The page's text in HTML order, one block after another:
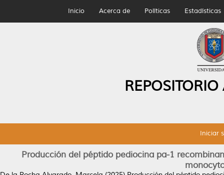
Inicio Acerca de Políticas Estadísticas
Iniciar
Producción del péptido pediocina pa-1